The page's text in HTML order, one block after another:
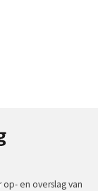
op- en overslag van